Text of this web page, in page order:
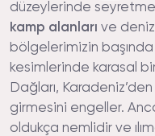
düzeylerinde
kamp alanları ve deniz
bölgelerimizin
kesimlerinde karasal
Dağları,
girmesini engeller.
oldukça nemlidir ve